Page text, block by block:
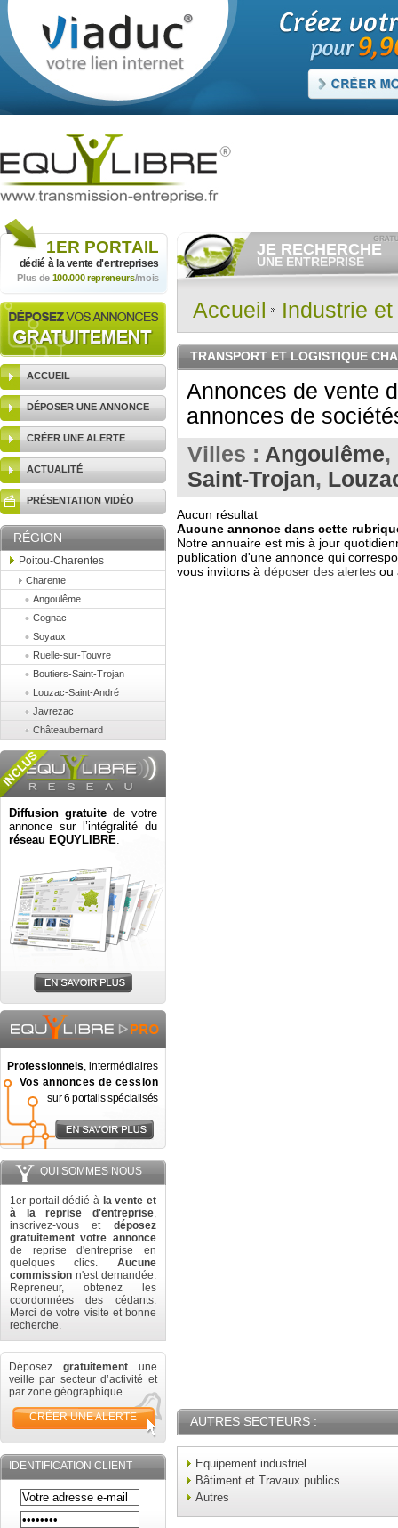
1ER PORTAIL
dédié à la vente d'entreprises
Plus de 100.000 repreneurs/mois
ACCUEIL
DÉPOSER UNE ANNONCE
CRÉER UNE ALERTE
ACTUALITÉ
PRÉSENTATION VIDÉO
RÉGION
Poitou-Charentes
Charente
Angoulême
Cognac
Soyaux
Ruelle-sur-Touvre
Boutiers-Saint-Trojan
Louzac-Saint-André
Javrezac
Châteaubernard
Diffusion gratuite de votre
annonce sur l’intégralité du
réseau EQUYLIBRE.
Professionnels, intermédiaires
Vos annonces de cession
sur 6 portails spécialisés
QUI SOMMES NOUS
1er portail dédié à la vente et
à la reprise d'entreprise,
inscrivez-vous et déposez
gratuitement votre annonce
de reprise d'entreprise en
quelques clics. Aucune
commission n'est demandée.
Repreneur, obtenez les
coordonnées des cédants.
Merci de votre visite et bonne
recherche.
Déposez gratuitement une
veille par secteur d’activité et
par zone géographique.
CRÉER UNE ALERTE
IDENTIFICATION CLIENT
JE RECHERCHE
UNE ENTREPRISE
Consulter gratuitementles
vendre.
Et/ou déposergratuitement
RECHERCHER UNE
ANNONCE
Accueil Industrie
TRANSPORT ET LOGISTIQUE
Annonces de vente
annonces de
Villes : Angoulême,
Saint-Trojan,
Aucun résultat
Aucune annonce dans cette
Notre annuaire est mis à jour
publication d'une annonce qui
vous invitons à déposer des alertes ou
AUTRES SECTEURS :
Equipement industriel
Bâtiment et Travaux publics
Autres